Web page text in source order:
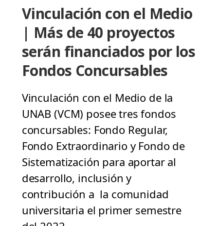
Vinculación con el Medio
| Más de 40 proyectos
serán financiados por los
Fondos Concursables
Vinculación con el Medio de la
UNAB (VCM) posee tres fondos
concursables: Fondo Regular,
Fondo Extraordinario y Fondo de
Sistematización para aportar al
desarrollo, inclusión y
contribución a la comunidad
universitaria el primer semestre